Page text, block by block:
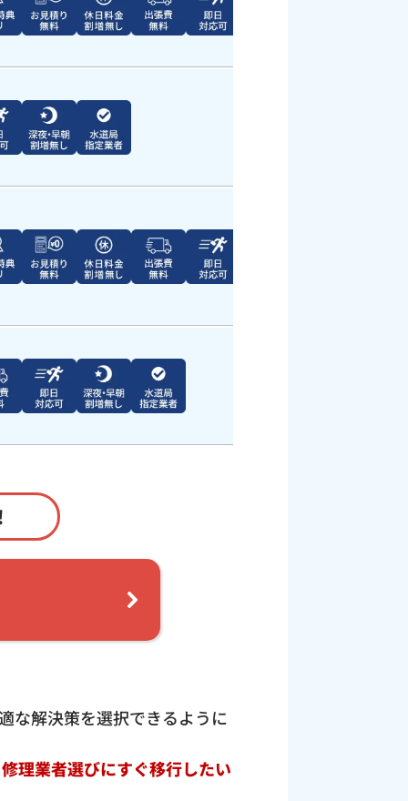
な解決策を選択できるように
理業者選びにすぐ移行したい